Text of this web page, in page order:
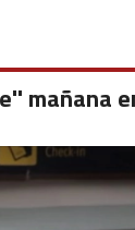
mañana